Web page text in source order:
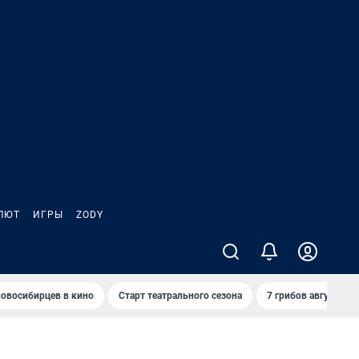
ИГРЫ ZODY
в кино Старт театрального сезона 7 грибов августа